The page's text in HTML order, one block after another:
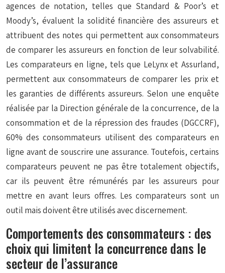
agences de notation, telles que Standard & Poor’s et
Moody’s, évaluent la solidité financière des assureurs et
attribuent des notes qui permettent aux consommateurs
de comparer les assureurs en fonction de leur solvabilité.
Les comparateurs en ligne, tels que LeLynx et Assurland,
permettent aux consommateurs de comparer les prix et
les garanties de différents assureurs. Selon une enquête
réalisée par la Direction générale de la concurrence, de la
consommation et de la répression des fraudes (DGCCRF),
60% des consommateurs utilisent des comparateurs en
ligne avant de souscrire une assurance. Toutefois, certains
comparateurs peuvent ne pas être totalement objectifs,
car ils peuvent être rémunérés par les assureurs pour
mettre en avant leurs offres. Les comparateurs sont un
outil mais doivent être utilisés avec discernement.
Comportements des consommateurs : des
choix qui limitent la concurrence dans le
secteur de l’assurance